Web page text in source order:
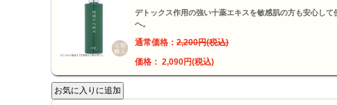
デトックス作用の強い十薬エキスを敏感肌の方も安心し
へ。
通常価格：2,200円(税込)
価格： 2,090円(税込)